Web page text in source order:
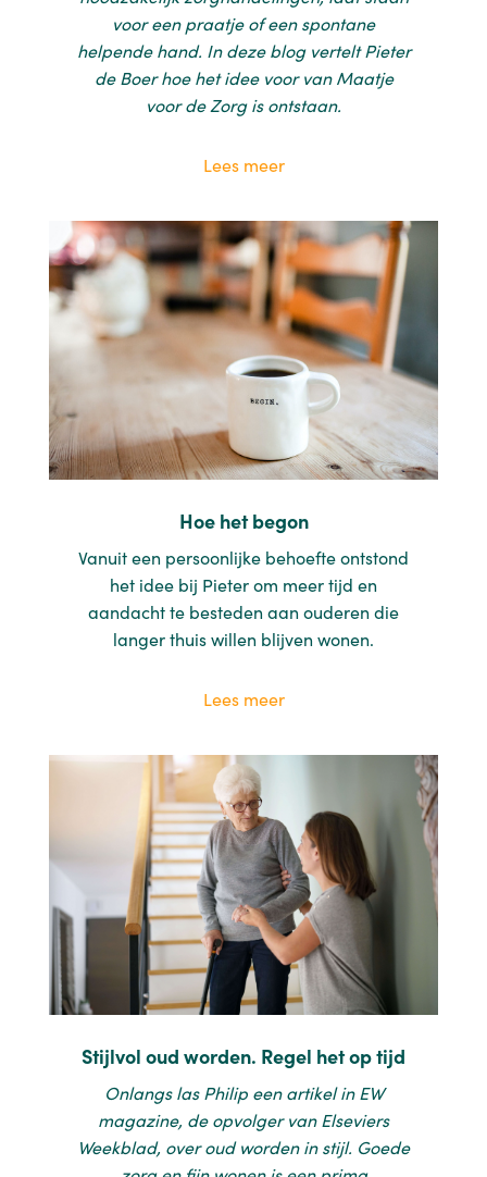
voor een praatje of een spontane
helpende hand. In deze blog vertelt Pieter
de Boer hoe het idee voor van Maatje
voor de Zorg is ontstaan.
Lees meer
Hoe het begon
Vanuit een persoonlijke behoefte ontstond
het idee bij Pieter om meer tijd en
aandacht te besteden aan ouderen die
langer thuis willen blijven wonen.
Lees meer
Stijlvol oud worden. Regel het op tijd
Onlangs las Philip een artikel in EW
magazine, de opvolger van Elseviers
Weekblad, over oud worden in stijl. Goede